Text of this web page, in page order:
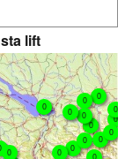
lift
0
0
0
0
0
0
0
0 0
0
0
0
0
0 0